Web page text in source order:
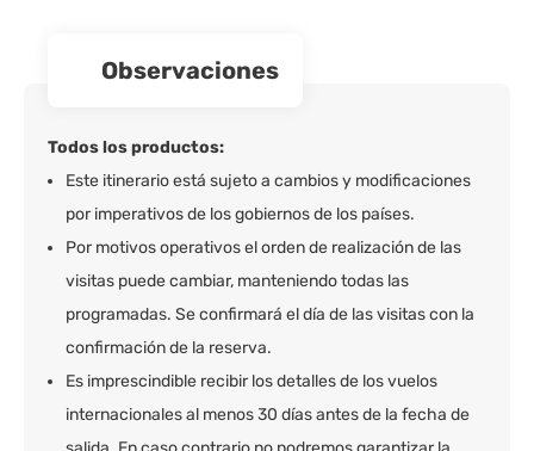
observaciones
Todos los productos:
Este itinerario está sujeto a cambios y modificaciones
por imperativos de los gobiernos de los países.
Por motivos operativos el orden de realización de las
visitas puede cambiar, manteniendo todas las
programadas. Se confirmará el día de las visitas con la
confirmación de la reserva.
Es imprescindible recibir los detalles de los vuelos
internacionales al menos 30 días antes de la fecha de